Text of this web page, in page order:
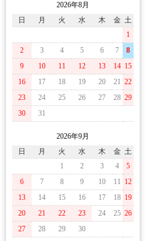
2026年8月
日
月 火 水 木 金 土
1
2
3 4 5 6 7
8
9
10 11 12 13 14 15
16
17 18 19 20 21 22
23
24 25 26 27 28 29
30
31
2026年9月
日
月 火 水 木 金 土
1
2 3 4
5
6
7 8 9 10 11 12
13
14 15 16 17 18 19
20
21 22 23 24 25 26
27
28 29 30